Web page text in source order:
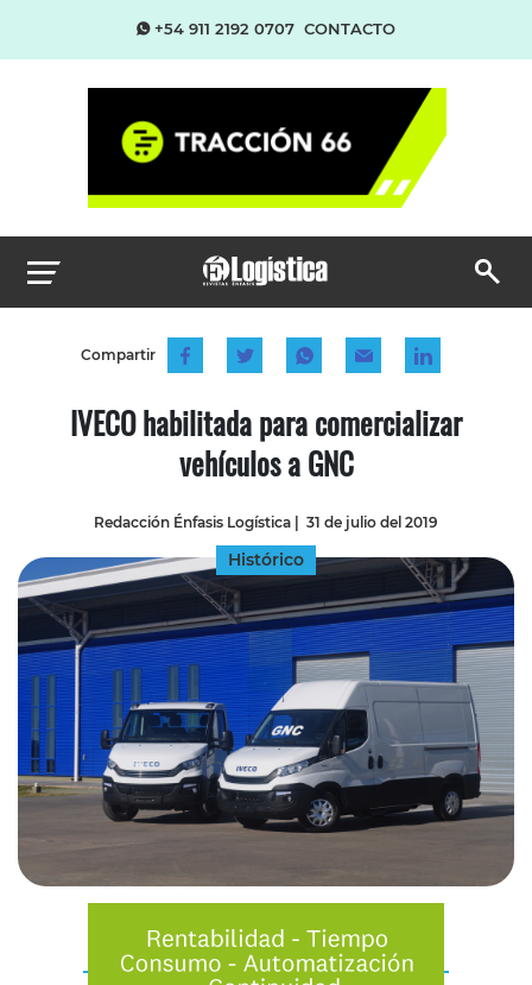
+54 911 2192 0707 CONTACTO
Compartir
IVECO habilitada para comercializar
vehículos a GNC
Redacción Énfasis Logística | 31 de julio del 2019
Histórico